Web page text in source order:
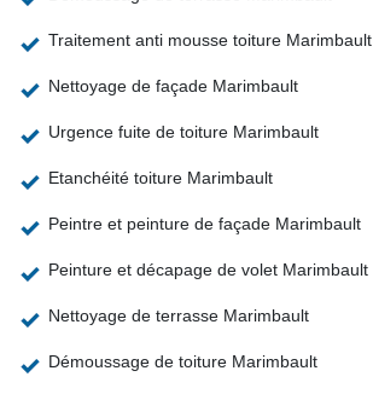
Traitement anti mousse toiture Marimbault
Nettoyage de façade Marimbault
Urgence fuite de toiture Marimbault
Etanchéité toiture Marimbault
Peintre et peinture de façade Marimbault
Peinture et décapage de volet Marimbault
Nettoyage de terrasse Marimbault
Démoussage de toiture Marimbault